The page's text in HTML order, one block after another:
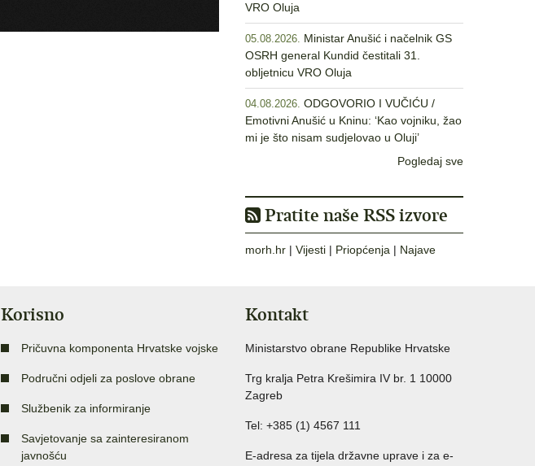
VRO Oluja
05.08.2026. Ministar Anušić i načelnik GS
OSRH general Kundid čestitali 31.
obljetnicu VRO Oluja
04.08.2026. ODGOVORIO I VUČIĆU /
Emotivni Anušić u Kninu: ‘Kao vojniku, žao
mi je što nisam sudjelovao u Oluji’
Pogledaj sve
Pratite naše RSS izvore
morh.hr | Vijesti | Priopćenja | Najave
Korisno
Pričuvna komponenta Hrvatske vojske
Područni odjeli za poslove obrane
Službenik za informiranje
Savjetovanje sa zainteresiranom
javnošću
Kontakt
Ministarstvo obrane Republike Hrvatske
Trg kralja Petra Krešimira IV br. 1 10000
Zagreb
Tel: +385 (1) 4567 111
E-adresa za tijela državne uprave i za e-